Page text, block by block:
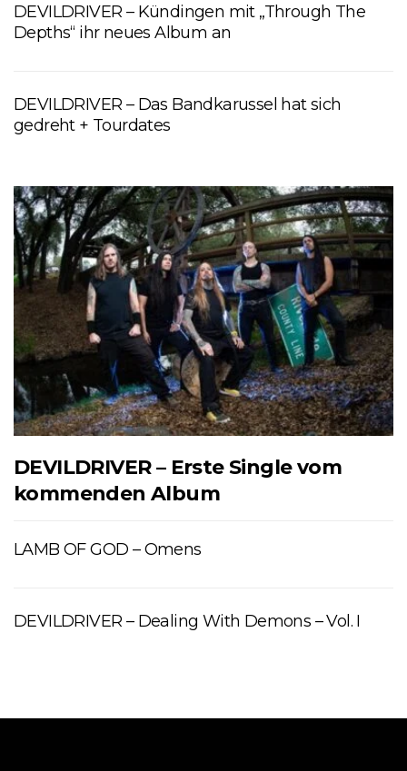
DEVILDRIVER – Kündingen mit „Through The
Depths“ ihr neues Album an
DEVILDRIVER – Das Bandkarussel hat sich
gedreht + Tourdates
DEVILDRIVER – Erste Single vom
kommenden Album
LAMB OF GOD – Omens
DEVILDRIVER – Dealing With Demons – Vol. I